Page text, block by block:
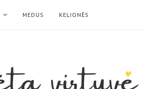
MEDUS KELIONĖS